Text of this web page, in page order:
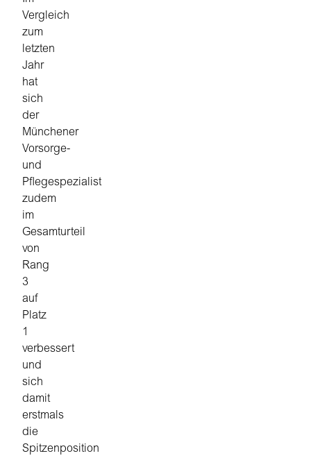
Vergleich
zum
letzten
Jahr
hat
sich
der
Münchener
Vorsorge-
und
Pflegespezialist
zudem
im
Gesamturteil
von
Rang
3
auf
Platz
1
verbessert
und
sich
damit
erstmals
die
Spitzenposition